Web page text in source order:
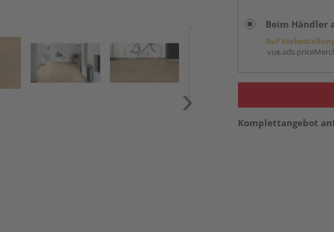
Beim Händler
Auf
Komplettangebot